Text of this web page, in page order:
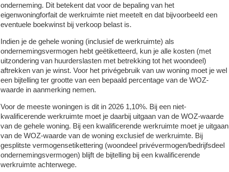
onderneming. Dit betekent dat voor de bepaling van het
eigenwoningforfait de werkruimte niet meetelt en dat bijvoorbeeld een
eventuele boekwinst bij verkoop belast is.
Indien je de gehele woning (inclusief de werkruimte) als
ondernemingsvermogen hebt geëtiketteerd, kun je alle kosten (met
uitzondering van huurderslasten met betrekking tot het woondeel)
aftrekken van je winst. Voor het privégebruik van uw woning moet je wel
een bijtelling ter grootte van een bepaald percentage van de WOZ-
waarde in aanmerking nemen.
Voor de meeste woningen is dit in 2026 1,10%. Bij een niet-
kwalificerende werkruimte moet je daarbij uitgaan van de WOZ-waarde
van de gehele woning. Bij een kwalificerende werkruimte moet je uitgaan
van de WOZ-waarde van de woning exclusief de werkruimte. Bij
gesplitste vermogensetikettering (woondeel privévermogen/bedrijfsdeel
ondernemingsvermogen) blijft de bijtelling bij een kwalificerende
werkruimte achterwege.